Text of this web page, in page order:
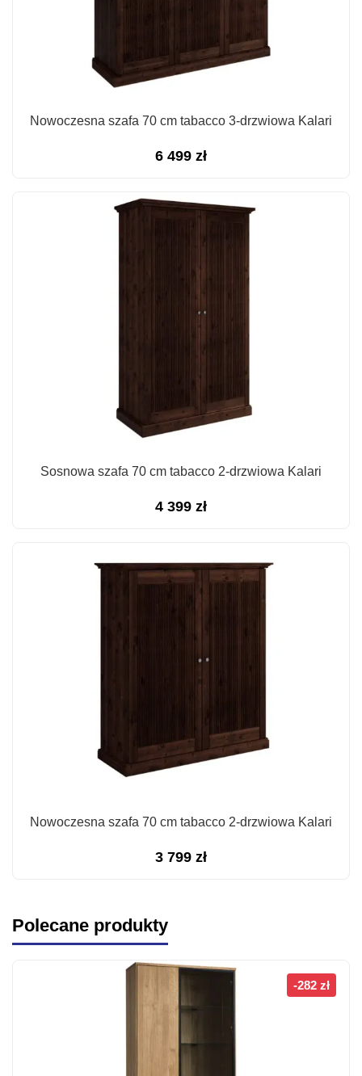
Nowoczesna szafa 70 cm tabacco 3-drzwiowa Kalari
6 499 zł
Sosnowa szafa 70 cm tabacco 2-drzwiowa Kalari
4 399 zł
Nowoczesna szafa 70 cm tabacco 2-drzwiowa Kalari
3 799 zł
Polecane produkty
-282 zł